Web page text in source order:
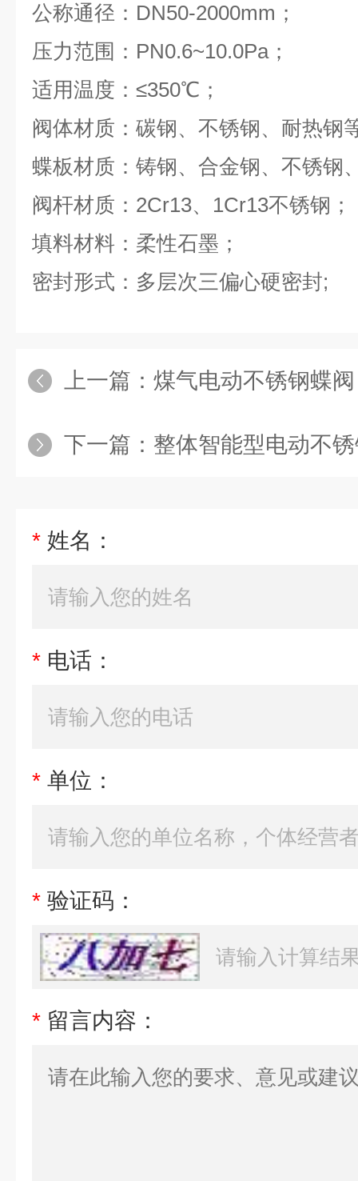
公称通径：DN50-2000mm；
压力范围：PN0.6~10.0Pa；
适用温度：≤350℃；
阀体材质：碳钢、不锈钢、耐热钢
蝶板材质：铸钢、合金钢、不锈钢
阀杆材质：2Cr13、1Cr13不锈钢；
填料材料：柔性石墨；
密封形式：多层次三偏心硬密封;
上一篇： 煤气电动不锈钢蝶阀
下一篇： 整体智能型电动不
* 姓名：
* 电话：
* 单位：
* 验证码：
* 留言内容：